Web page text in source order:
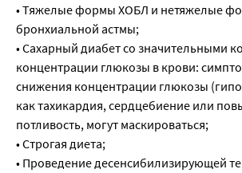
• Тяжелые формы ХОБЛ и нетяжелые
бронхиальной астмы;
• Сахарный диабет со значительными
концентрации глюкозы в крови:
снижения концентрации глюкозы
как тахикардия, сердцебиение или
потливость, могут маскироваться;
• Строгая диета;
• Проведение десенсибилизирующей